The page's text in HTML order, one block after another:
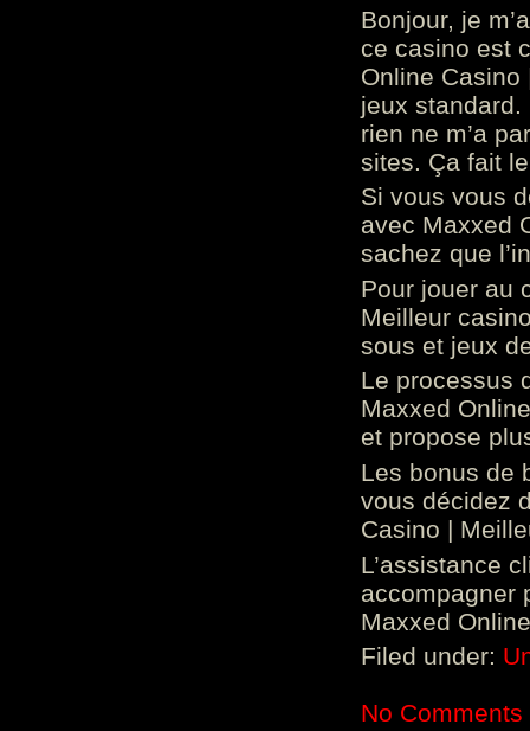
Bonjour, je
ce casino est
Online
jeux standard.
rien ne m’a
sites. Ça fait
Si vous vous
avec Maxxed
sachez que
Pour jouer au
Meilleur
sous et jeux
Le processus
Maxxed
et propose
Les bonus de
vous décidez
Casino |
L’assistance
accompagner
Maxxed
Filed under:
No Comments